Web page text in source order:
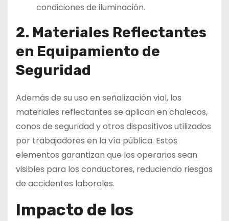
condiciones de iluminación.
2. Materiales Reflectantes
en Equipamiento de
Seguridad
Además de su uso en señalización vial, los
materiales reflectantes se aplican en chalecos,
conos de seguridad y otros dispositivos utilizados
por trabajadores en la vía pública. Estos
elementos garantizan que los operarios sean
visibles para los conductores, reduciendo riesgos
de accidentes laborales.
Impacto de los